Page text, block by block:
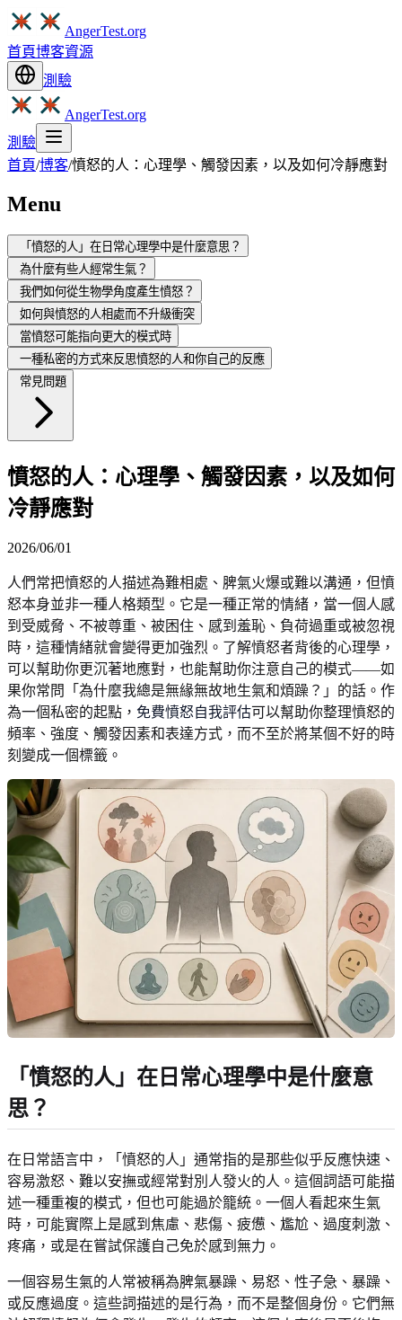
AngerTest.org
首頁博客資源
測驗
AngerTest.org
測驗
首頁/博客/憤怒的人：心理學、觸發因素，以及如何冷靜應對
Menu
「憤怒的人」在日常心理學中是什麼意思？
為什麼有些人經常生氣？
我們如何從生物學角度產生憤怒？
如何與憤怒的人相處而不升級衝突
當憤怒可能指向更大的模式時
一種私密的方式來反思憤怒的人和你自己的反應
常見問題
憤怒的人：心理學、觸發因素，以及如何
冷靜應對
2026/06/01
人們常把憤怒的人描述為難相處、脾氣火爆或難以溝通，但憤
怒本身並非一種人格類型。它是一種正常的情緒，當一個人感
到受威脅、不被尊重、被困住、感到羞恥、負荷過重或被忽視
時，這種情緒就會變得更加強烈。了解憤怒者背後的心理學，
可以幫助你更沉著地應對，也能幫助你注意自己的模式——如
果你常問「為什麼我總是無緣無故地生氣和煩躁？」的話。作
為一個私密的起點， 免費憤怒自我評估可以幫助你整理憤怒的
頻率、強度、觸發因素和表達方式，而不至於將某個不好的時
刻變成一個標籤。
「憤怒的人」在日常心理學中是什麼意
思？
在日常語言中，「憤怒的人」通常指的是那些似乎反應快速、
容易激怒、難以安撫或經常對別人發火的人。這個詞語可能描
述一種重複的模式，但也可能過於籠統。一個人看起來生氣
時，可能實際上是感到焦慮、悲傷、疲憊、尷尬、過度刺激、
疼痛，或是在嘗試保護自己免於感到無力。
一個容易生氣的人常被稱為脾氣暴躁、易怒、性子急、暴躁、
或反應過度。這些詞描述的是行為，而不是整個身份。它們無